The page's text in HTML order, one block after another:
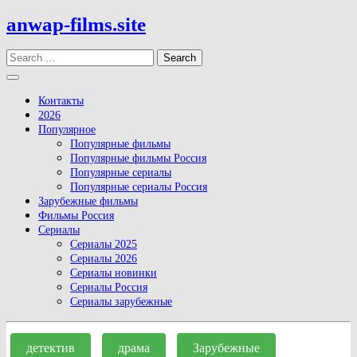
Skip
to
content
anwap-films.site
Search
Open
Button
Контакты
2026
Популярное
Популярные фильмы
Популярные фильмы Россия
Популярные сериалы
Популярные сериалы Россия
Зарубежные фильмы
Фильмы Россия
Сериалы
Сериалы 2025
Сериалы 2026
Сериалы новинки
Сериалы Россия
Сериалы зарубежные
Close
Button
детектив драма Зарубежные